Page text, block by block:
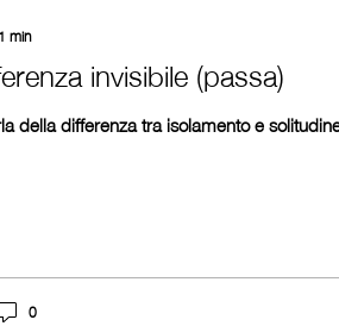
1 min
invisibile (passa)
della differenza tra isolamento e
0